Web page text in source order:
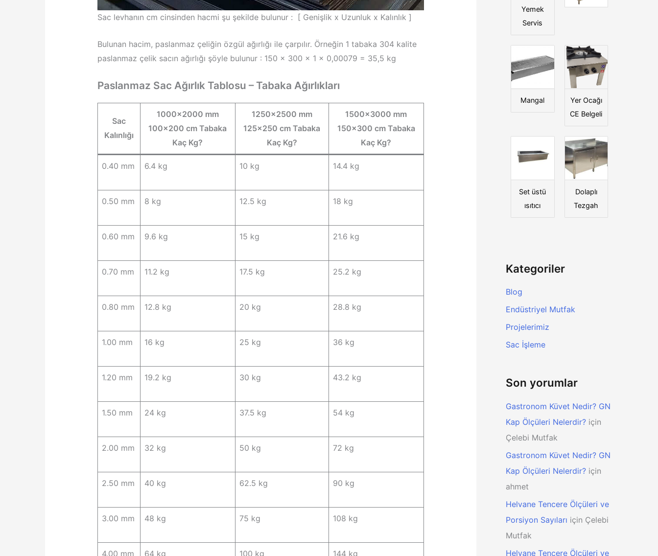
Sac levhanın cm cinsinden hacmi şu şekilde bulunur : [ Genişlik x Uzunluk x Kalınlık ]
Bulunan hacim, paslanmaz çeliğin özgül ağırlığı ile çarpılır. Örneğin 1 tabaka 304 kalite
paslanmaz çelik sacın ağırlığı şöyle bulunur : 150 x 300 x 1 x 0,00079 = 35,5 kg
Paslanmaz Sac Ağırlık Tablosu – Tabaka Ağırlıkları
Sac
Kalınlığı
1000×2000 mm
100×200 cm Tabaka
Kaç Kg?
1250×2500 mm
125×250 cm Tabaka
Kaç Kg?
1500×3000 mm
150×300 cm Tabaka
Kaç Kg?
0.40 mm 6.4 kg 10 kg 14.4 kg
0.50 mm 8 kg 12.5 kg 18 kg
0.60 mm 9.6 kg 15 kg 21.6 kg
0.70 mm 11.2 kg 17.5 kg 25.2 kg
0.80 mm 12.8 kg 20 kg 28.8 kg
1.00 mm 16 kg 25 kg 36 kg
1.20 mm 19.2 kg 30 kg 43.2 kg
1.50 mm 24 kg 37.5 kg 54 kg
2.00 mm 32 kg 50 kg 72 kg
2.50 mm 40 kg 62.5 kg 90 kg
3.00 mm 48 kg 75 kg 108 kg
4.00 mm 64 kg 100 kg 144 kg
Yemek
Servis
Mangal
Yer Ocağı
CE Belgeli
Set üstü
ısıtıcı
Dolaplı
Tezgah
Kategoriler
Blog
Endüstriyel Mutfak
Projelerimiz
Sac İşleme
Son yorumlar
Gastronom Küvet Nedir? GN
Kap Ölçüleri Nelerdir? için
Çelebi Mutfak
Gastronom Küvet Nedir? GN
Kap Ölçüleri Nelerdir? için
ahmet
Helvane Tencere Ölçüleri ve
Porsiyon Sayıları için Çelebi
Mutfak
Helvane Tencere Ölçüleri ve